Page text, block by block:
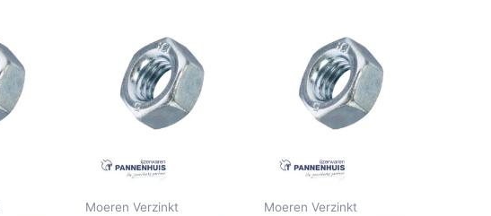
Moeren Verzinkt Moeren Verzinkt